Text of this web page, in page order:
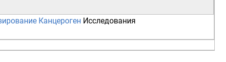
Канцероген Исследования